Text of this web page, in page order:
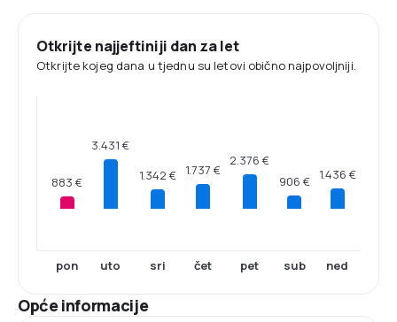
Otkrijte najjeftiniji dan za let
Otkrijte kojeg dana u tjednu su letovi obično najpovoljniji.
883 €
pon
3.431 €
uto
1.342 €
sri
1.737 €
čet
2.376 €
pet
906 €
sub
1.436 €
ned
Opće informacije